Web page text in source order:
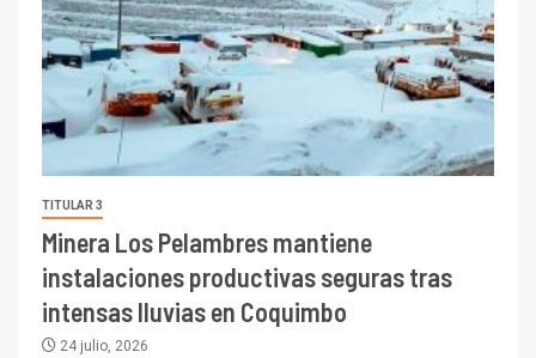
TITULAR 3
Minera Los Pelambres mantiene
instalaciones productivas seguras tras
intensas lluvias en Coquimbo
24 julio, 2026